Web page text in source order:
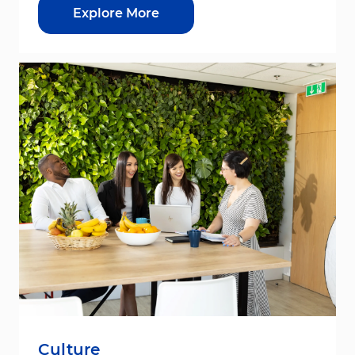
Explore More
Culture